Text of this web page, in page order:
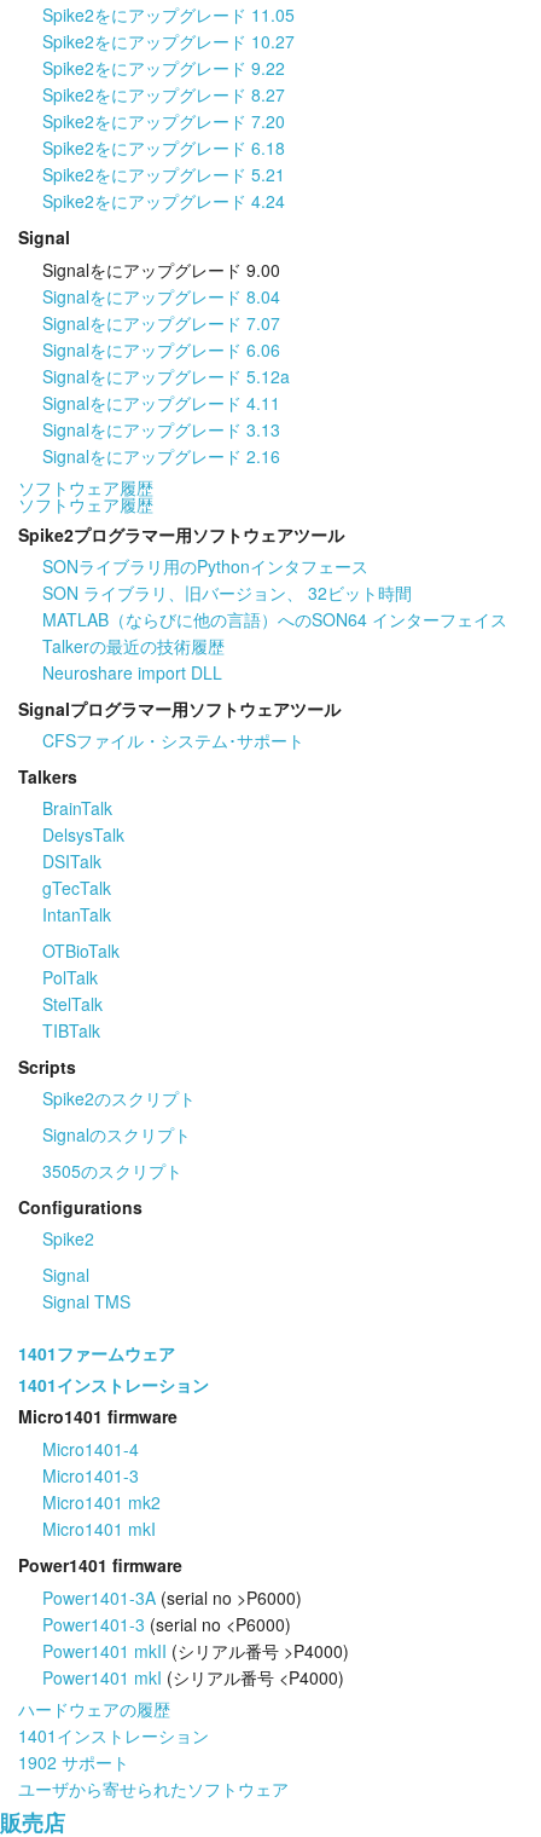
Spike2をにアップグレード 11.05
Spike2をにアップグレード 10.27
Spike2をにアップグレード 9.22
Spike2をにアップグレード 8.27
Spike2をにアップグレード 7.20
Spike2をにアップグレード 6.18
Spike2をにアップグレード 5.21
Spike2をにアップグレード 4.24
Signal
Signalをにアップグレード 9.00
Signalをにアップグレード 8.04
Signalをにアップグレード 7.07
Signalをにアップグレード 6.06
Signalをにアップグレード 5.12a
Signalをにアップグレード 4.11
Signalをにアップグレード 3.13
Signalをにアップグレード 2.16
ソフトウェア履歴
ソフトウェア履歴
Spike2プログラマー用ソフトウェアツール
SONライブラリ用のPythonインタフェース
SON ライブラリ、旧バージョン、 32ビット時間
MATLAB（ならびに他の言語）へのSON64 インターフェイス
Talkerの最近の技術履歴
Neuroshare import DLL
Signalプログラマー用ソフトウェアツール
CFSファイル・システム･サポート
Talkers
BrainTalk
DelsysTalk
DSITalk
gTecTalk
IntanTalk
OTBioTalk
PolTalk
StelTalk
TIBTalk
Scripts
Spike2のスクリプト
Signalのスクリプト
3505のスクリプト
Configurations
Spike2
Signal
Signal TMS
1401ファームウェア
1401インストレーション
Micro1401 firmware
Micro1401-4
Micro1401-3
Micro1401 mk2
Micro1401 mkI
Power1401 firmware
Power1401-3A(serial no >P6000)
Power1401-3 (serial no <P6000)
Power1401 mkII (シリアル番号 >P4000)
Power1401 mkI (シリアル番号 <P4000)
ハードウェアの履歴
1401インストレーション
1902 サポート
ユーザから寄せられたソフトウェア
販売店